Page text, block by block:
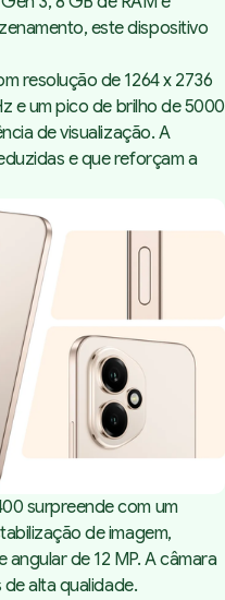
este dispositivo
resolução de 1264 x 2736
e um pico de brilho de 5000
de visualização. A
e que reforçam a
surpreende com um
de imagem,
de 12 MP. A câmara
de alta qualidade.